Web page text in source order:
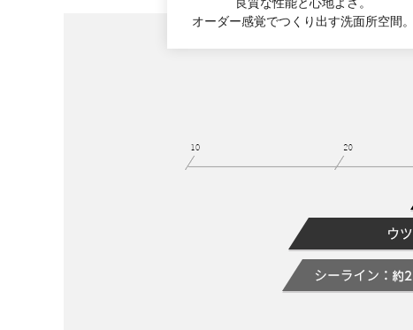
良質な性能と心地よさ。
オーダー感覚でつくり出す洗面所空間。